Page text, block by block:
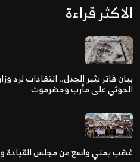
الاكثر قراءة
بيان فاتر يثير الجدل.. انتقادات لرد
الحوثي على مأرب وحضرموت
غضب يمني واسع من مجلس القيادة